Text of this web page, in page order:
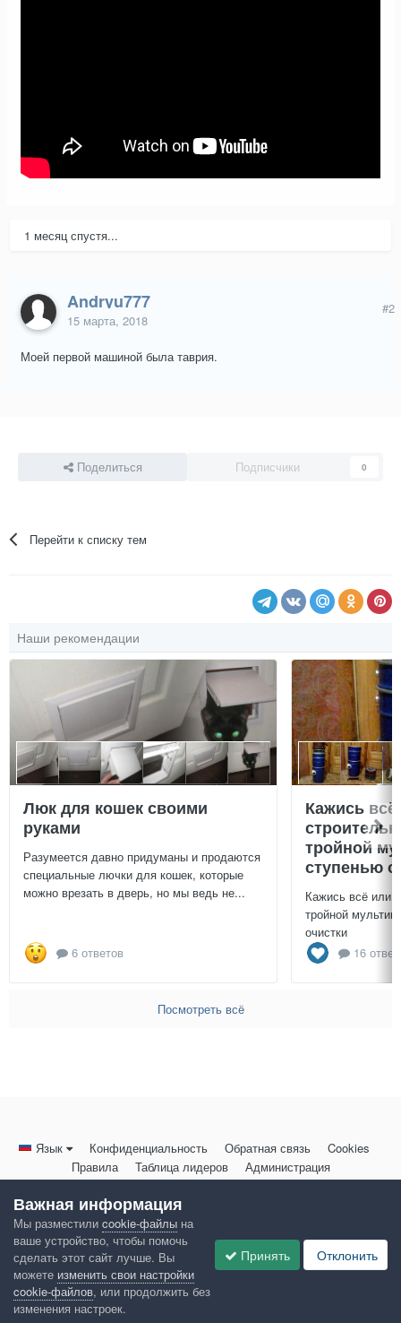
1 месяц спустя...
Andryu777
15 марта, 2018
#2
Моей первой машиной была таврия.
Поделиться Подписчики 0
Перейти к списку тем
Наши рекомендации
Люк для кошек своими
руками
Разумеется давно придуманы и продаются
специальные лючки для кошек, которые
можно врезать в дверь, но мы ведь не...
6 ответов
Кажись
тройной
ступенью
Кажись всё или
тройной
очистки
16
Посмотреть всё
Язык Конфиденциальность Обратная связь
Cookies
Правила
Таблица лидеров Администрация
Powered by Invision Community
Важная информация
Мы разместили cookie-файлы на
ваше устройство, чтобы помочь
сделать этот сайт лучше. Вы
можете изменить свои настройки
cookie-файлов, или продолжить без
изменения настроек.
Принять Отклонить